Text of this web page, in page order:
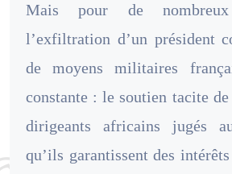
Mais pour de nombreux
l’exfiltration d’un président
de moyens militaires
constante : le soutien tacite
dirigeants africains jugés
qu’ils garantissent des